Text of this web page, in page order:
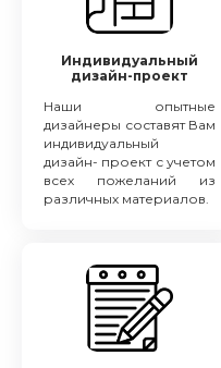
Индивидуальный
дизайн-проект
Наши опытные
дизайнеры составят Вам
индивидуальный
дизайн- проект с учетом
всех пожеланий из
различных материалов.